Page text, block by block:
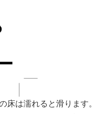
床は濡れると滑ります。